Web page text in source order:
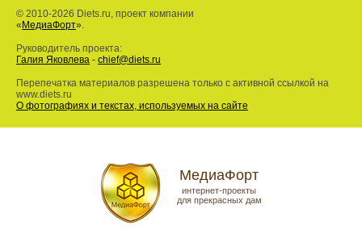
© 2010-2026 Diets.ru, проект компании
« МедиаФорт».
Руководитель проекта:
Галия Яковлева - chief@diets.ru
Перепечатка материалов разрешена только с активной ссылкой на
www.diets.ru
О фотографиях и текстах, используемых на сайте
МедиаФорт
интернет-проекты
для прекрасных дам